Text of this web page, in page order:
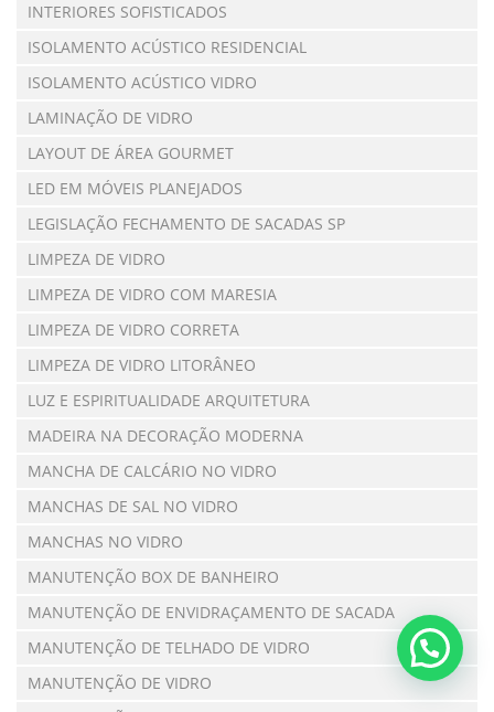
INTERIORES SOFISTICADOS
ISOLAMENTO ACÚSTICO RESIDENCIAL
ISOLAMENTO ACÚSTICO VIDRO
LAMINAÇÃO DE VIDRO
LAYOUT DE ÁREA GOURMET
LED EM MÓVEIS PLANEJADOS
LEGISLAÇÃO FECHAMENTO DE SACADAS SP
LIMPEZA DE VIDRO
LIMPEZA DE VIDRO COM MARESIA
LIMPEZA DE VIDRO CORRETA
LIMPEZA DE VIDRO LITORÂNEO
LUZ E ESPIRITUALIDADE ARQUITETURA
MADEIRA NA DECORAÇÃO MODERNA
MANCHA DE CALCÁRIO NO VIDRO
MANCHAS DE SAL NO VIDRO
MANCHAS NO VIDRO
MANUTENÇÃO BOX DE BANHEIRO
MANUTENÇÃO DE ENVIDRAÇAMENTO DE SACADA
MANUTENÇÃO DE TELHADO DE VIDRO
MANUTENÇÃO DE VIDRO